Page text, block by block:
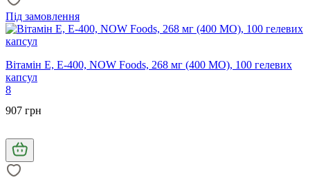
Під замовлення
Вітамін Е, E-400, NOW Foods, 268 мг (400 МО), 100 гелевих
капсул
8
907 грн